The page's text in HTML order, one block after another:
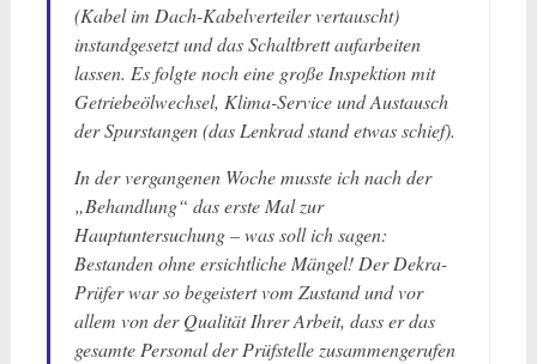
(Kabel im Dach-Kabelverteiler vertauscht)
instandgesetzt und das Schaltbrett aufarbeiten
lassen. Es folgte noch eine große Inspektion mit
Getriebeölwechsel, Klima-Service und Austausch
der Spurstangen (das Lenkrad stand etwas schief).
In der vergangenen Woche musste ich nach der
„Behandlung“ das erste Mal zur
Hauptuntersuchung – was soll ich sagen:
Bestanden ohne ersichtliche Mängel! Der Dekra-
Prüfer war so begeistert vom Zustand und vor
allem von der Qualität Ihrer Arbeit, dass er das
gesamte Personal der Prüfstelle zusammengerufen